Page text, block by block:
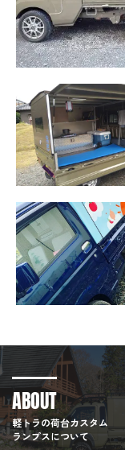
ABOUT
軽トラの荷台カスタム
ランプスについて